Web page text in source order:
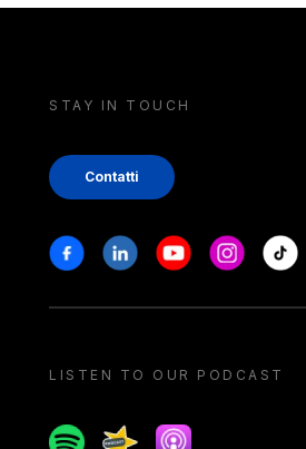
STAY IN TOUCH
Contatti
Stay in touch
FacebookLinkedinYoutubeInstagram
Tiktok
LISTEN TO OUR PODCAST
SpotifySpreakerApple podcast